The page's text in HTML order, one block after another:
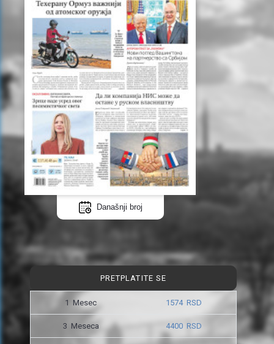
Današnji broj
PRETPLATITE SE
1 Mesec 1574 RSD
3 Meseca 4400 RSD